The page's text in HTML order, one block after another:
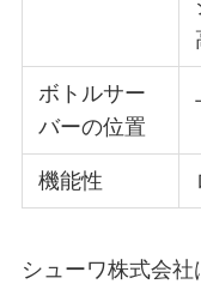
ボトルサー
バーの位置
機能性
シューワ株式会